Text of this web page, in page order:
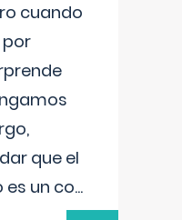
cuando
por
que el
un co...